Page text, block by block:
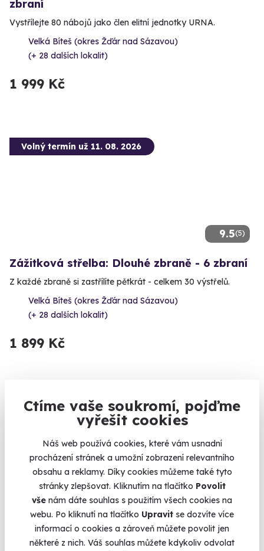
Ctíme vaše soukromí, pojďme
vyřešit cookies
Náš web používá cookies, které vám usnadní
procházení stránek a umožní zobrazení relevantního
obsahu a reklamy. Díky cookies můžeme také tyto
stránky zlepšovat. Kliknutím na tlačítko Povolit
vše nám dáte souhlas s použitím všech cookies na
webu. Po kliknutí na tlačítko Upravit se dozvíte více
informací o cookies a zároveň můžete povolit jen
některé z nich. Váš souhlas můžete kdykoliv odvolat
zbraní
Vystřílejte 80 nábojů jako člen elitní jednotky URNA.
Velká Bíteš (okres Žďár nad Sázavou)
(+ 28 dalších lokalit)
1 999 Kč
9.5(5)
Volný termín už 11. 08. 2026
Zážitková střelba: Dlouhé zbraně - 6 zbraní
Z každé zbraně si zastřílíte pětkrát - celkem 30 výstřelů.
Velká Bíteš (okres Žďár nad Sázavou)
(+ 28 dalších lokalit)
1 899 Kč
Zobrazit zážitky na mapě
Zážitky do 2500 Kč. Pokud se chystáte na zážitek v této
relaxačních, vzdělávacích až po adrenalinové je k dispozici
po celé České republice. Je jen na Vás, zdali sáhnete po
pilotování Boeingu 737, Bali masáži s horkou lázní, nebo
nějakém z mnoha zážitků pro dva. Bez ohledu na to co
vyberete, bude zážitek pro obdarované dárkem na celý život.